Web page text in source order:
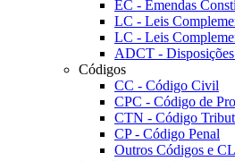
EC - Emendas
LC - Leis
LC - Leis
ADCT -
Códigos
CC - Código Civil
CPC - Código de
CTN - Código
CP - Código Penal
Outros Códigos e